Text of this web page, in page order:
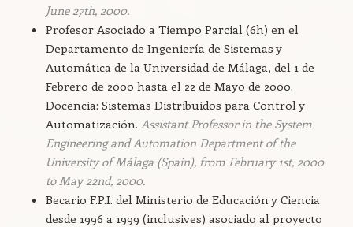
June 27th, 2000.
Profesor Asociado a Tiempo Parcial (6h) en el
Departamento de Ingeniería de Sistemas y
Automática de la Universidad de Málaga, del 1 de
Febrero de 2000 hasta el 22 de Mayo de 2000.
Docencia: Sistemas Distribuidos para Control y
Automatización. Assistant Professor in the System
Engineering and Automation Department of the
University of Málaga (Spain), from February 1st, 2000
to May 22nd, 2000.
Becario F.P.I. del Ministerio de Educación y Ciencia
desde 1996 a 1999 (inclusives) asociado al proyecto